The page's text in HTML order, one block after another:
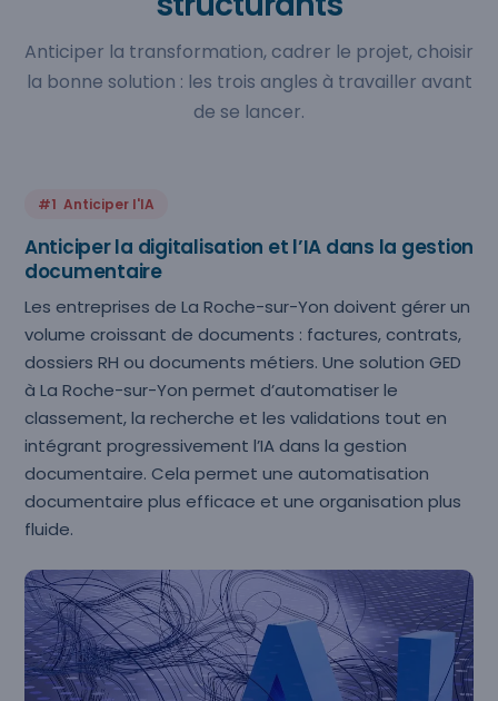
Anticiper la transformation, cadrer le projet, choisir
la bonne solution : les trois angles à travailler avant
de se lancer.
#1 Anticiper l'IA
Anticiper la digitalisation et l’IA dans la gestion
documentaire
Les entreprises de La Roche-sur-Yon doivent gérer un
volume croissant de documents : factures, contrats,
dossiers RH ou documents métiers. Une solution GED
à La Roche-sur-Yon permet d’automatiser le
classement, la recherche et les validations tout en
intégrant progressivement l’IA dans la gestion
documentaire. Cela permet une automatisation
documentaire plus efficace et une organisation plus
fluide.